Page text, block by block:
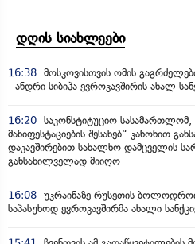
დღის სიახლეები
16:38 მოსკოვისთვის ომის
- ანდრი სიბიჰა ევროკავშირის ახალ
16:20 საკონსტიტუციო სასამართლომ,
მანიფესტაციების შესახებ“ კანონით
დაკავშირებით სახალხო დამცველის
განსახილველად მიიღო
16:08 უკრაინაზე რუსეთის
საპასუხოდ ევროკავშირმა ახალი